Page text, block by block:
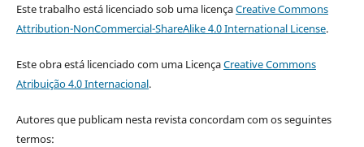
Este trabalho está licenciado sob uma licençaCreative Commons
Attribution-NonCommercial-ShareAlike 4.0 International License.
Este obra está licenciado com uma LicençaCreative Commons
Atribuição 4.0 Internacional.
Autores que publicam nesta revista concordam com os seguintes
termos: